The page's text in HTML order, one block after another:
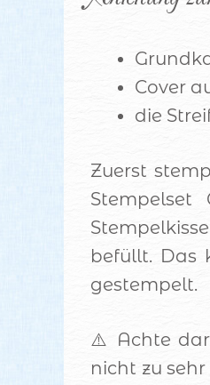
Cover
die
Zuerst
Stempelset
befüllt. Das
gestempelt.
⚠️ Achte
nicht zu